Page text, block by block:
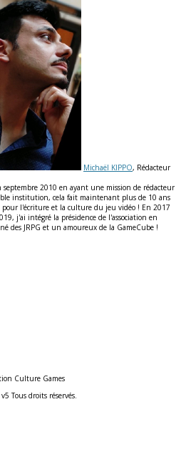
Michaël KIPPO, Rédacteur
2010 en ayant une mission de rédacteur
institution, cela fait maintenant plus de 10 ans
pour l'écriture et la culture du jeu vidéo ! En 2017
j'ai intégré la présidence de l'association en
des JRPG et un amoureux de la GameCube !
Culture Games
Tous droits réservés.